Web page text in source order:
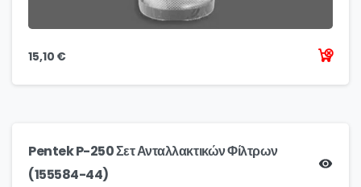
15,10 €
Pentek P-250 Σετ Ανταλλακτικών Φίλτρων
(155584-44)